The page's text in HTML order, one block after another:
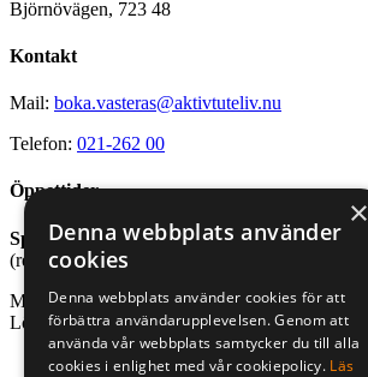
Björnövägen, 723 48
Kontakt
Mail: boka.vasteras@aktivtuteliv.nu
Telefon: 021-262 00
Öppettider
Sport- och friluftsbutik
(reception stugby och bastu)
Mån-fre, kl. 10.00-18.00
Lör-sön, kl. 10.00-16.00
×
Denna webbplats använder
cookies
Denna webbplats använder cookies för att
förbättra användarupplevelsen. Genom att
använda vår webbplats samtycker du till alla
cookies i enlighet med vår cookiepolicy. Läs